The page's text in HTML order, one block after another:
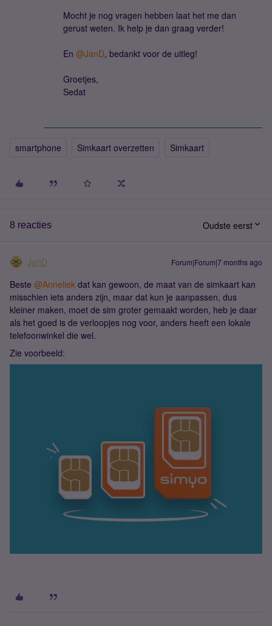
Mocht je nog vragen hebben laat het me dan
gerust weten. Ik help je dan graag verder!
En ​ @JanD, bedankt voor de uitleg!
Groetjes,
Sedat
smartphone Simkaart overzetten Simkaart
8 reacties Oudste eerst
JanD Forum|Forum|7 months ago
Beste ​ @Anneliek dat kan gewoon, de maat van de simkaart kan
misschien iets anders zijn, maar dat kun je aanpassen, dus
kleiner maken, moet de sim groter gemaakt worden, heb je daar
als het goed is de verloopjes nog voor, anders heeft een lokale
telefoonwinkel die wel.
Zie voorbeeld: